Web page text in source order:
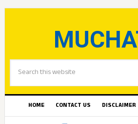
HOME CONTACT US DISCLAIMER